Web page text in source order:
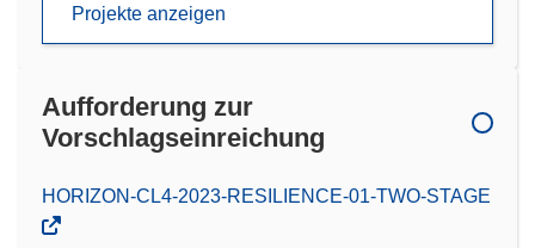
Projekte anzeigen
Aufforderung zur
Vorschlagseinreichung
(öffnet
in
HORIZON-CL4-2023-RESILIENCE-01-TWO-STAGE